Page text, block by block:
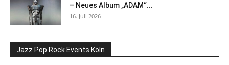
– Neues Album „ADAM“...
16. Juli 2026
Jazz Pop Rock Events Köln